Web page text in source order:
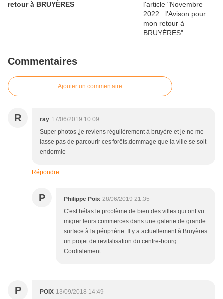
retour à BRUYÈRES
Commentaires
Ajouter un commentaire
R ray 17/06/2019 10:09
Super photos ,je reviens régulièrement à bruyère et je ne me
lasse pas de parcourir ces forêts.dommage que la ville se soit
endormie
Répondre
P Philippe Poix 28/06/2019 21:35
C'est hélas le problème de bien des villes qui ont vu
migrer leurs commerces dans une galerie de grande
surface à la périphérie. Il y a actuellement à Bruyères
un projet de revitalisation du centre-bourg.
Cordialement
P POIX 13/09/2018 14:49